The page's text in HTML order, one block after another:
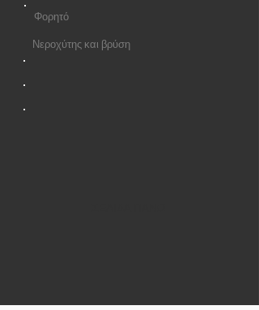
Φορητό
Νεροχύτης και βρύση